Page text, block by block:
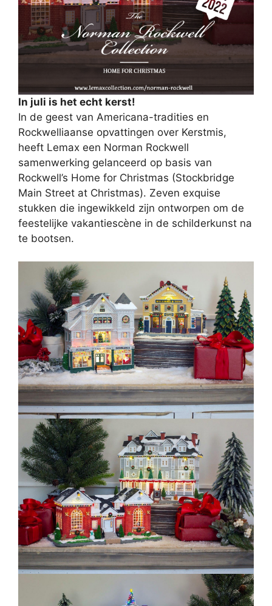
In juli is het echt kerst!
In de geest van Americana-tradities en
Rockwelliaanse opvattingen over Kerstmis,
heeft Lemax een Norman Rockwell
samenwerking gelanceerd op basis van
Rockwell’s Home for Christmas (Stockbridge
Main Street at Christmas). Zeven exquise
stukken die ingewikkeld zijn ontworpen om de
feestelijke vakantiescène in de schilderkunst na
te bootsen.